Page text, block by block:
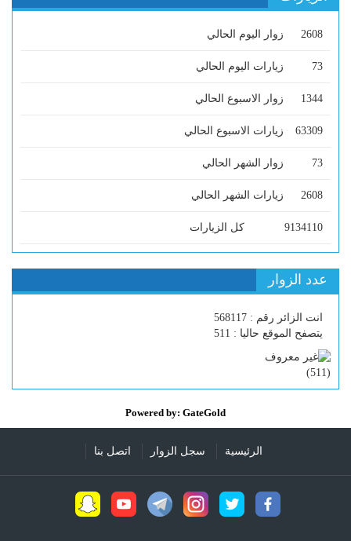
2608 زوار اليوم الحالي
73 زيارات اليوم الحالي
1344 زوار الاسبوع الحالي
63309 زيارات الاسبوع الحالي
73 زوار الشهر الحالي
2608 زيارات الشهر الحالي
9134110 كل الزيارات
عدد الزوار
انت الزائر رقم : 568117
يتصفح الموقع حاليا : 511
(
511
)
Powered by: GateGold
الرئيسية سجل الزوار اتصل بنا